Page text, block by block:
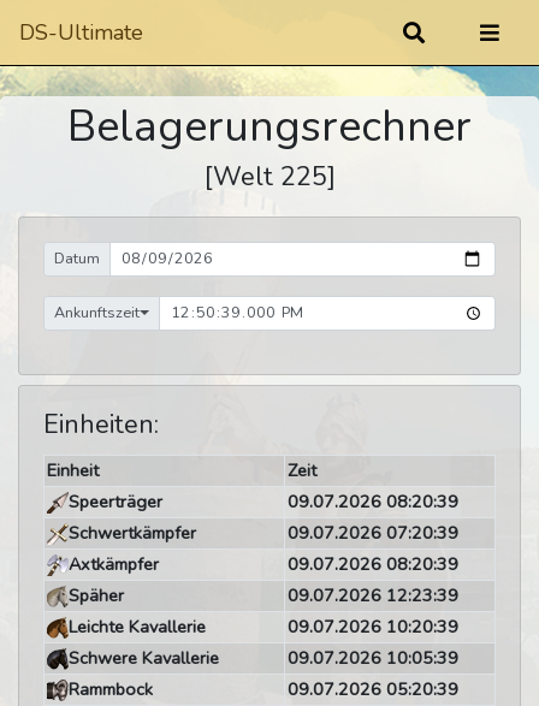
DS-Ultimate
Belagerungsrechner
[Welt 225]
Datum
Ankunftszeit
Einheiten:
Einheit
Zeit
Speerträger
09.07.2026 08:20:39
Schwertkämpfer
09.07.2026 07:20:39
Axtkämpfer
09.07.2026 08:20:39
Späher
09.07.2026 12:23:39
Leichte Kavallerie
09.07.2026 10:20:39
Schwere Kavallerie
09.07.2026 10:05:39
Rammbock
09.07.2026 05:20:39